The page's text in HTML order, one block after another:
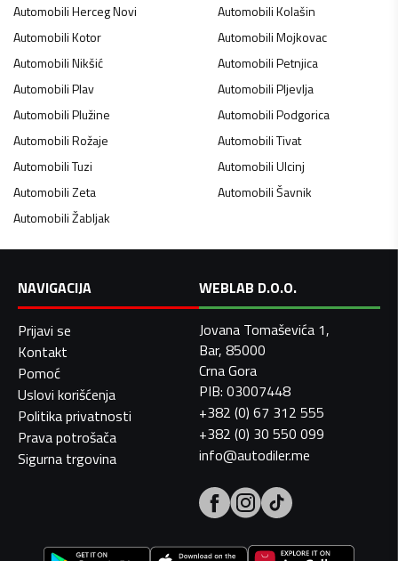
AutomobiliHerceg Novi AutomobiliKolašin
AutomobiliKotor AutomobiliMojkovac
AutomobiliNikšić AutomobiliPetnjica
AutomobiliPlav AutomobiliPljevlja
AutomobiliPlužine AutomobiliPodgorica
AutomobiliRožaje AutomobiliTivat
AutomobiliTuzi AutomobiliUlcinj
AutomobiliZeta AutomobiliŠavnik
AutomobiliŽabljak
NAVIGACIJA
Prijavi se
Kontakt
Pomoć
Uslovi korišćenja
Politika privatnosti
Prava potrošača
Sigurna trgovina
WEBLAB D.O.O.
Jovana Tomaševića 1,
Bar, 85000
Crna Gora
PIB: 03007448
+382 (0) 67 312 555
+382 (0) 30 550 099
info@autodiler.me